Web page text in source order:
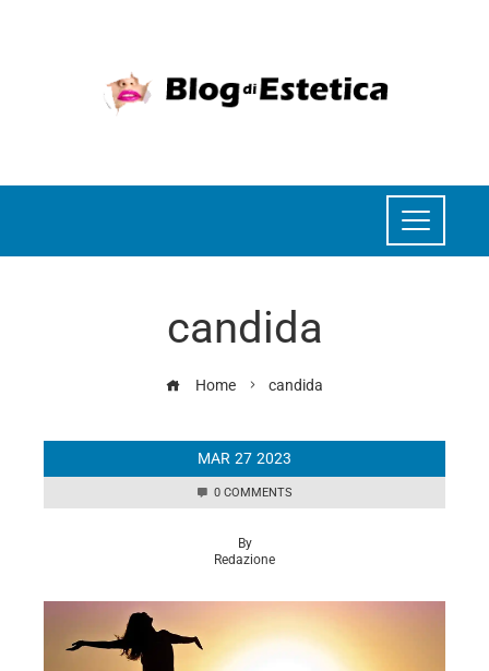
candida
Home candida
MAR 27 2023
0 COMMENTS
By
Redazione